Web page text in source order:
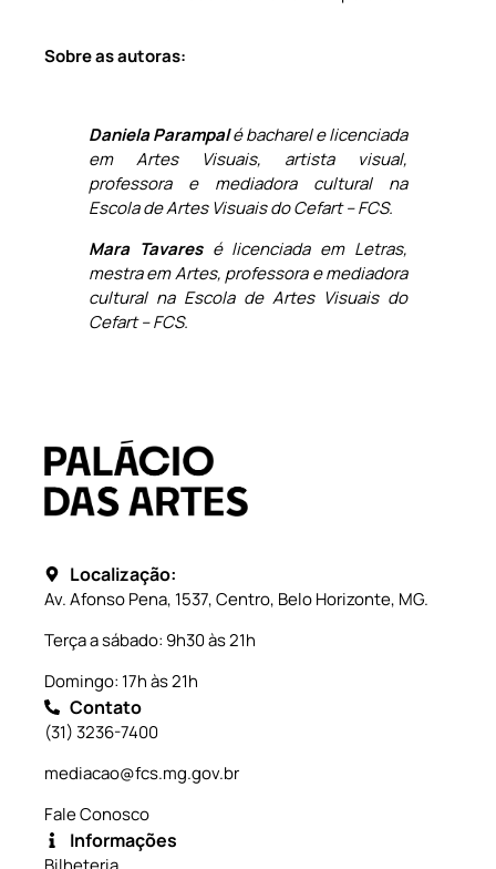
Sobre as autoras:
Daniela Parampalé bacharel e licenciada
em Artes Visuais, artista visual,
professora e mediadora cultural na
Escola de Artes Visuais do Cefart – FCS.
Mara Tavaresé licenciada em Letras,
mestra em Artes, professora e mediadora
cultural na Escola de Artes Visuais do
Cefart – FCS.
Localização:
Av. Afonso Pena, 1537, Centro, Belo Horizonte, MG.
Terça a sábado: 9h30 às 21h
Domingo: 17h às 21h
Contato
(31) 3236-7400
mediacao@fcs.mg.gov.br
Fale Conosco
Informações